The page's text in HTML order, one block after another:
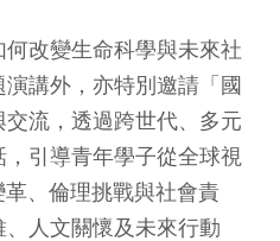
改變生命科學與未來社
講外，亦特別邀請「國
流，透過跨世代、多元
引導青年學子從全球視
、倫理挑戰與社會責
人文關懷及未來行動